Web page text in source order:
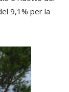
9,1% per la